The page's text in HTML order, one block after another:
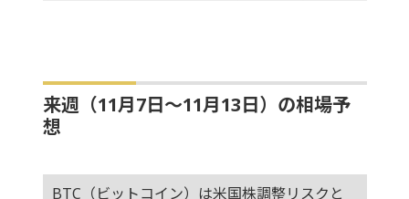
来週（11月7日～11月13日）の相場予
想
BTC（ビットコイン）は米国株調整リスクと